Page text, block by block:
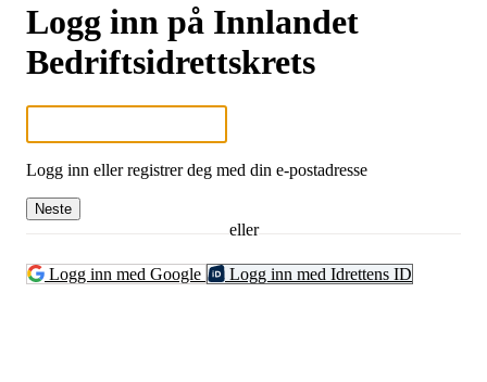
Logg inn på Innlandet
Bedriftsidrettskrets
Logg inn eller registrer deg med din e-postadresse
Neste
eller
Logg inn med Google Logg inn med Idrettens ID